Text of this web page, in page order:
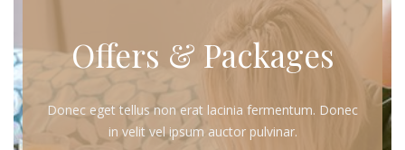
Offers & Packages
Donec eget tellus non erat lacinia fermentum. Donec
in velit vel ipsum auctor pulvinar.